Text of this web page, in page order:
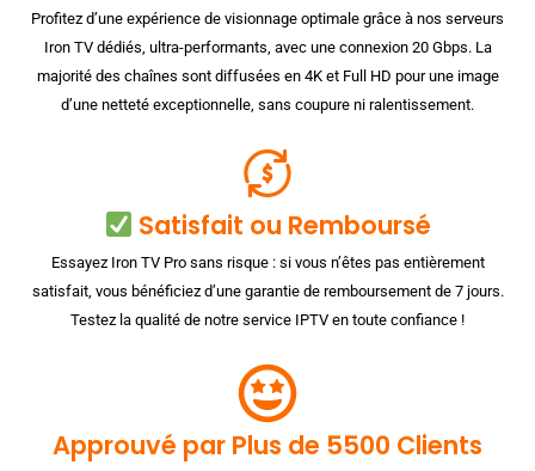
Profitez d’une expérience de visionnage optimale grâce à nos serveurs
Iron TV dédiés, ultra-performants, avec une connexion 20 Gbps. La
majorité des chaînes sont diffusées en 4K et Full HD pour une image
d’une netteté exceptionnelle, sans coupure ni ralentissement.
Satisfait ou Remboursé
Essayez Iron TV Pro sans risque : si vous n’êtes pas entièrement
satisfait, vous bénéficiez d’une garantie de remboursement de 7 jours.
Testez la qualité de notre service IPTV en toute confiance !
Approuvé par Plus de 5500 Clients